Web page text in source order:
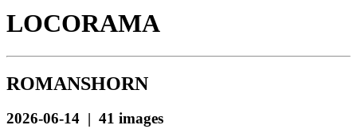
LOCORAMA
ROMANSHORN
2026-06-14 | 41 images